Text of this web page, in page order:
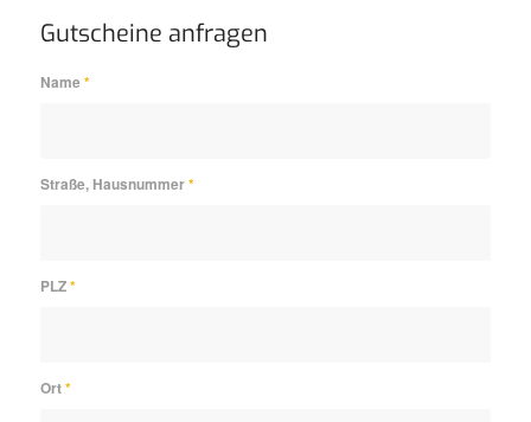
Gutscheine anfragen
Name *
Straße, Hausnummer*
PLZ*
Ort*